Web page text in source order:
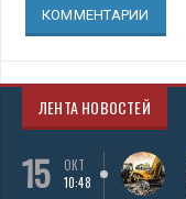
КОММЕНТАРИИ
ЛЕНТА НОВОСТЕЙ
15
ОКТ
10:48